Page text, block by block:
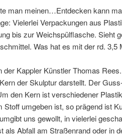
man meinen…Entdecken kann
Vielerlei Verpackungen aus
bis zur Weichspülflasche. Sieht
Was hat es mit der rd. 3,5
Kappler Künstler Thomas
der Skulptur darstellt. Der
den Kern ist verschiedener
umgeben ist, so prägend ist
uns gewollt, in vielerlei
als Abfall am Straßenrand oder in